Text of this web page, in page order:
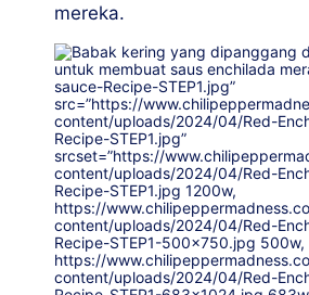
mereka.
sauce-Recipe-STEP1.jpg”
src=”https://
content/uploads/2024/04/Red-
Recipe-STEP1.jpg”
srcset=”https://
content/uploads/2024/04/Red-
Recipe-STEP1.jpg 1200w,
https://
content/uploads/2024/04/Red-
Recipe-STEP1-500×750.jpg 500w,
https://
content/uploads/2024/04/Red-